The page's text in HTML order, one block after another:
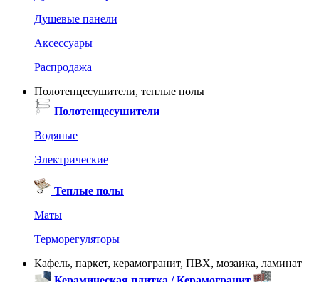
Душевые панели
Аксессуары
Распродажа
Полотенцесушители, теплые полы
Полотенцесушители
Водяные
Электрические
Теплые полы
Маты
Терморегуляторы
Кафель, паркет, керамогранит, ПВХ, мозаика, ламинат